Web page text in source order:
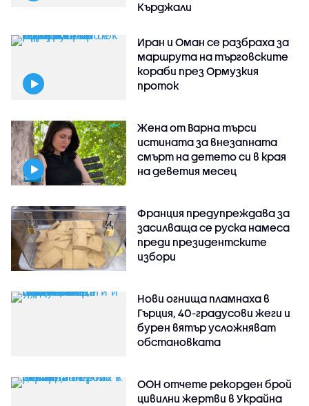
Кърджали
Иран и Оман се разбраха за
маршрута на търговските
кораби през Ормузкия
проток
Жена от Варна търси
истината за внезапната
смърт на детето си в края
на деветия месец
Франция предупреждава за
засилваща се руска намеса
преди президентските
избори
Нови огнища пламнаха в
Гърция, 40-градусови жеги и
бурен вятър усложняват
обстановката
ООН отчете рекорден брой
цивилни жертви в Украйна